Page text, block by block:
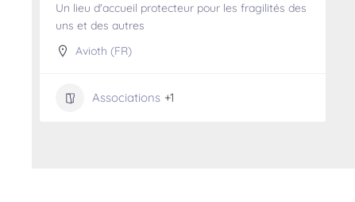
Un lieu d'accueil protecteur pour les fragilités des
uns et des autres
Avioth (FR)
Associations +1